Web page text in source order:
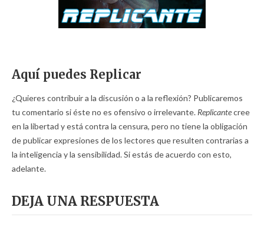
Aquí puedes Replicar
¿Quieres contribuir a la discusión o a la reflexión? Publicaremos
tu comentario si éste no es ofensivo o irrelevante. Replicantecree
en la libertad y está contra la censura, pero no tiene la obligación
de publicar expresiones de los lectores que resulten contrarias a
la inteligencia y la sensibilidad. Si estás de acuerdo con esto,
adelante.
DEJA UNA RESPUESTA